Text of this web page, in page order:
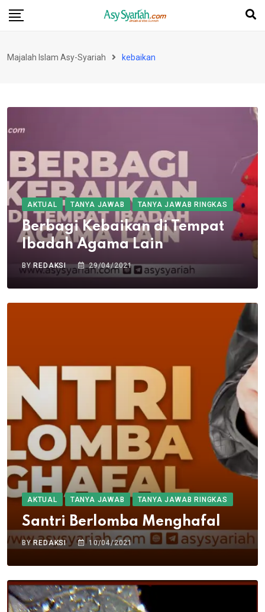
Skip
Majalah Islam Asy-Syariah kebaikan
AKTUAL TANYA JAWAB TANYA JAWAB RINGKAS
Berbagi Kebaikan di Tempat
Ibadah Agama Lain
BY REDAKSI 29/04/2021
AKTUAL TANYA JAWAB TANYA JAWAB RINGKAS
Santri Berlomba Menghafal
BYREDAKSI 10/04/2021